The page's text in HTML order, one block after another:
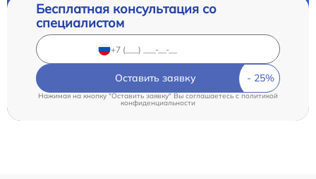
Бесплатная консультация со
специалистом
Оставить заявку
Нажимая на кнопку "Оставить заявку" Вы соглашаетесь c политикой
конфиденциальности